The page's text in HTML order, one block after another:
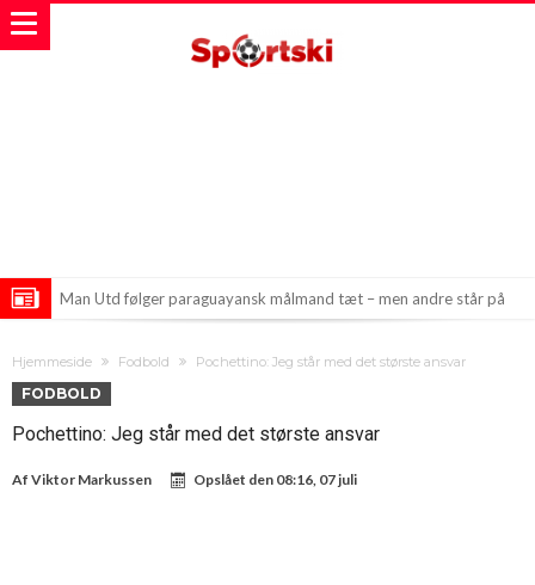
Man Utd følger paraguayansk målmand tæt – men andre står på
transferplaner
Alvaro Arbeloa henter endnu en juvel fra Real Madrid til Fulham
Hjemmeside Fodbold Pochettino: Jeg står med det største ansvar
FODBOLD
Pochettino: Jeg står med det største ansvar
Af Viktor Markussen Opslået den 08:16, 07 juli